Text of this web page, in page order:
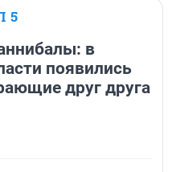
5
в
появились
друг друга